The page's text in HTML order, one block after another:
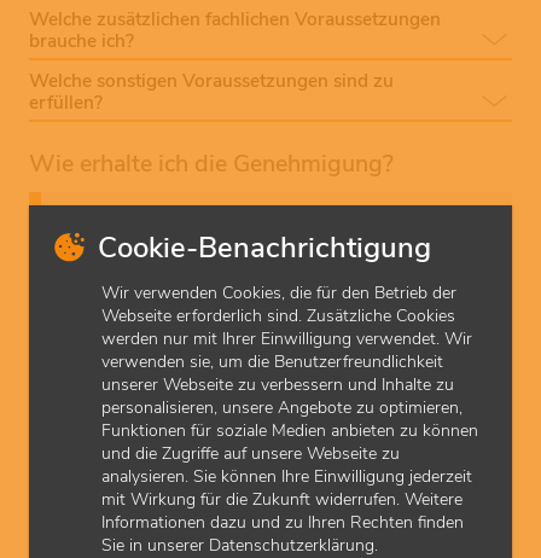
Cookie-Benachrichtigung
Wir verwenden Cookies, die für den Betrieb der
Webseite erforderlich sind. Zusätzliche Cookies
werden nur mit Ihrer Einwilligung verwendet. Wir
verwenden sie, um die Benutzerfreundlichkeit
unserer Webseite zu verbessern und Inhalte zu
personalisieren, unsere Angebote zu optimieren,
Funktionen für soziale Medien anbieten zu können
und die Zugriffe auf unsere Webseite zu
analysieren. Sie können Ihre Einwilligung jederzeit
mit Wirkung für die Zukunft widerrufen. Weitere
Informationen dazu und zu Ihren Rechten finden
Sie in unserer Datenschutzerklärung.
Welche zusätzlichen fachlichen Voraussetzungen
brauche ich?
Welche sonstigen Voraussetzungen sind zu
erfüllen?
Wie erhalte ich die Genehmigung?
gesetzlich Versicherte anbieten und abrechnen möchten,
muss die KVH dies zunächst genehmigen. Mitglieder der
KVH stellen dazu einenAntrag
bei der KVH und
weisen die geforderten Voraussetzungen nach. Bitte
beachten Sie, dass Genehmigungen nicht rückwirkend
erteilt werden können.
Welche genehmigungspflichtigen Leistungen kann
ich grundsätzlich abrechnen?
Was muss ich bei der Dokumentation beachten?
Wie wird die Qualität geprüft / die Genehmigung
aufrechterhalten?